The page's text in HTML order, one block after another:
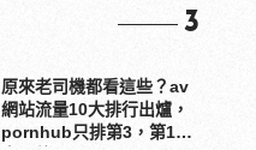
3
原來老司機都看這些？av
網站流量10大排行出爐，
pornhub只排第3，第1名